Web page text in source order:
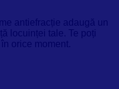
antiefracție adaugă un
locuinței tale. Te poți
orice moment.